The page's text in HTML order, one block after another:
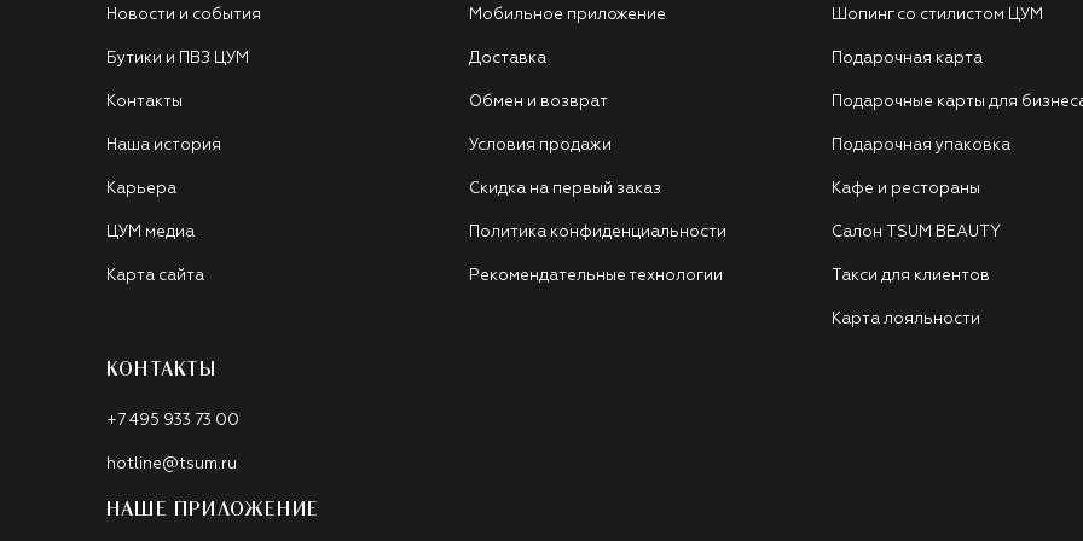
Новости и события
Бутики и ПВЗ ЦУМ
Контакты
Наша история
Карьера
ЦУМ медиа
Карта сайта
Мобильное приложение
Доставка
Обмен и возврат
Условия продажи
Скидка на первый заказ
Политика конфиденциальности
Рекомендательные технологии
Шопинг со стилистом ЦУМ
Подарочная карта
Подарочные карты для
Подарочная упаковка
Кафе и рестораны
Салон TSUM BEAUTY
Такси для клиентов
Карта лояльности
КОНТАКТЫ
+7 495 933 73 00
hotline@tsum.ru
НАШЕ ПРИЛОЖЕНИЕ